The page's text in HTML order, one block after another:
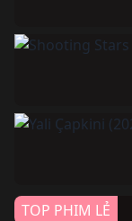
TOP PHIM LẺ